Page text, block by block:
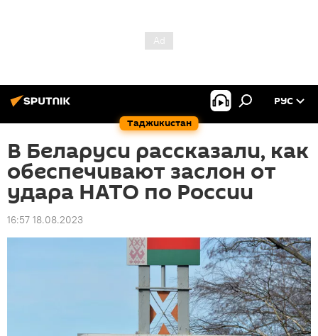
Таджикистан
РУС
В Беларуси рассказали, как
обеспечивают заслон от
удара НАТО по России
16:57 18.08.2023